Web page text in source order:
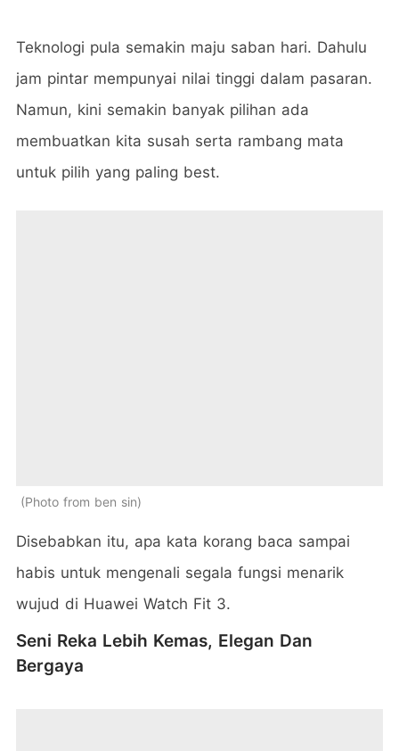
Teknologi pula semakin maju saban hari. Dahulu
jam pintar mempunyai nilai tinggi dalam pasaran.
Namun, kini semakin banyak pilihan ada
membuatkan kita susah serta rambang mata
untuk pilih yang paling best.
Photo from ben sin
Disebabkan itu, apa kata korang baca sampai
habis untuk mengenali segala fungsi menarik
wujud di Huawei Watch Fit 3.
Seni Reka Lebih Kemas, Elegan Dan
Bergaya